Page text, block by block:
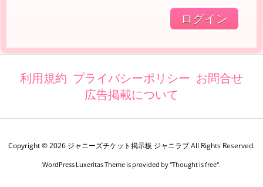
利用規約 プライバシーポリシー お問合せ
広告掲載について
Copyright ©2026 ジャニーズチケット掲示板 ジャニラブAll Rights Reserved.
WordPress Luxeritas Theme is provided by "Thought is free".